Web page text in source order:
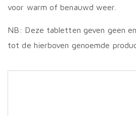
voor warm of benauwd weer.
NB: Deze tabletten geven geen
tot de hierboven genoemde